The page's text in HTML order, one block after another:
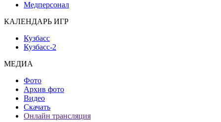
Медперсонал
КАЛЕНДАРЬ ИГР
Кузбасс
Кузбасс-2
МЕДИА
Фото
Архив фото
Видео
Скачать
Онлайн трансляция